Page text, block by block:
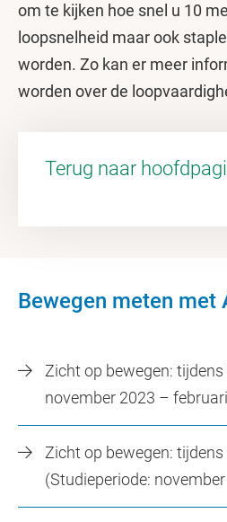
om te kijken hoe snel u 10
loopsnelheid maar ook
worden. Zo kan er meer
worden over de
Terug naar
Bewegen meten met
Zicht op bewegen:
november 2023 –
Zicht op bewegen: tijdens
(Studieperiode: